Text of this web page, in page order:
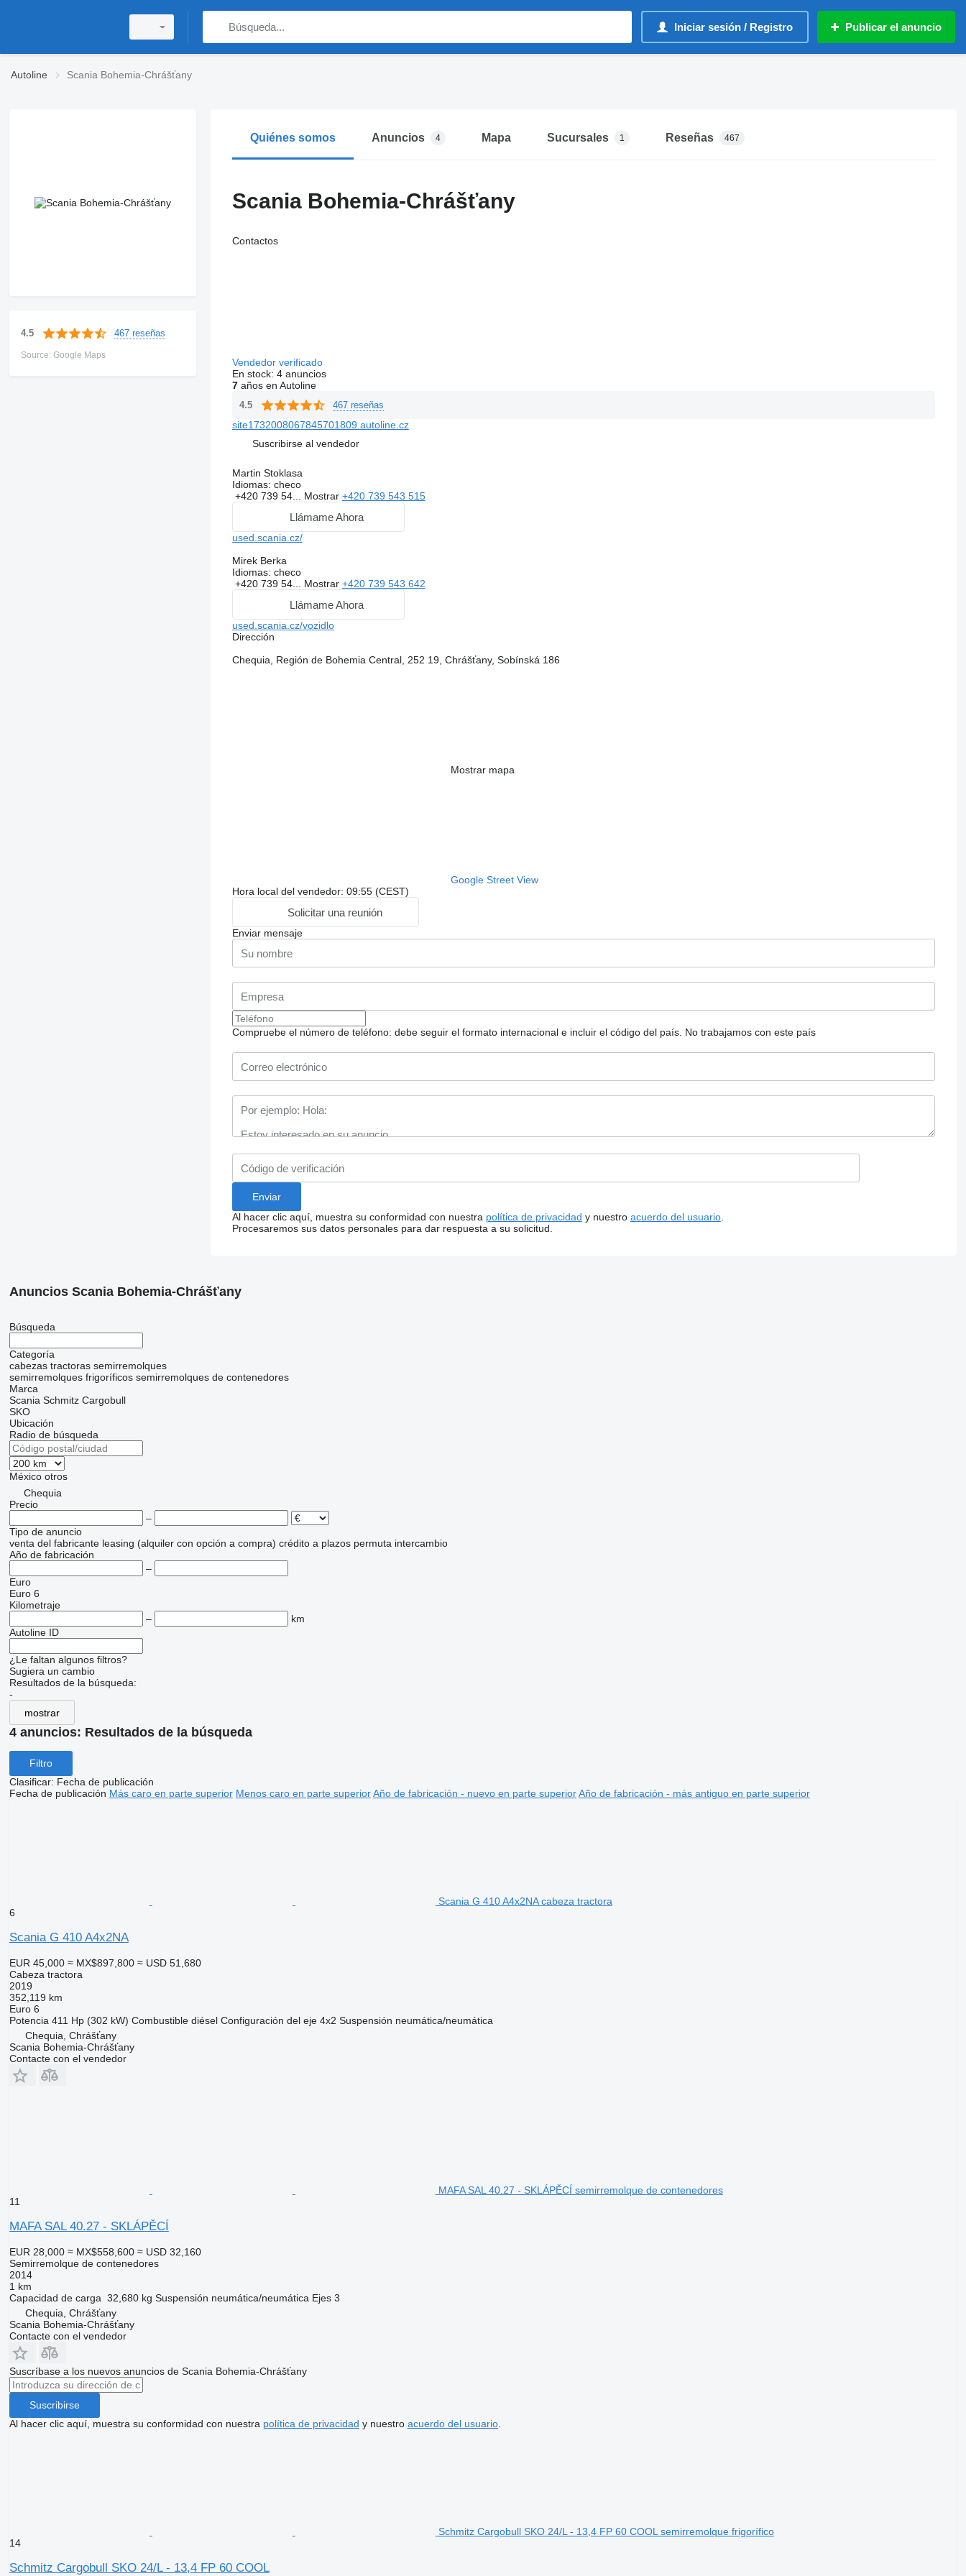
Iniciar sesión / Registro Publicar el anuncio
Autoline Scania Bohemia-Chrášťany
4.5 467 reseñas
Source: Google Maps
Quiénes somos Anuncios 4 Mapa Sucursales 1 Reseñas 467
Scania Bohemia-Chrášťany
Contactos
Vendedor verificado
En stock: 4 anuncios
7años en Autoline
4.5 467 reseñas
site1732008067845701809.autoline.cz
Suscribirse al vendedor
Martin Stoklasa
Idiomas: checo
+420 739 54... Mostrar +420 739 543 515
Llámame Ahora
used.scania.cz/
Mirek Berka
Idiomas: checo
+420 739 54... Mostrar +420 739 543 642
Llámame Ahora
used.scania.cz/vozidlo
Dirección
Chequia, Región de Bohemia Central, 252 19, Chrášťany, Sobínská 186
Mostrar mapa
Google Street View
Hora local del vendedor: 09:55 (CEST)
Solicitar una reunión
Enviar mensaje
Compruebe el número de teléfono: debe seguir el formato internacional e incluir el código del país. No trabajamos con este país
Al hacer clic aquí, muestra su conformidad con nuestra política de privacidad y nuestro acuerdo del usuario.
Procesaremos sus datos personales para dar respuesta a su solicitud.
Anuncios Scania Bohemia-Chrášťany
Búsqueda
Categoría
cabezas tractoras semirremolques
semirremolques frigoríficos semirremolques de contenedores
Marca
Scania Schmitz Cargobull
SKO
Ubicación
Radio de búsqueda
México otros
Chequia
Precio
–
Tipo de anuncio
venta del fabricante leasing (alquiler con opción a compra) crédito a plazos permuta intercambio
Año de fabricación
–
Euro
Euro 6
Kilometraje
–
km
Autoline ID
¿Le faltan algunos filtros?
Sugiera un cambio
Resultados de la búsqueda:
-
mostrar
4 anuncios: Resultados de la búsqueda
Filtro
Clasificar: Fecha de publicación
Fecha de publicación Más caro en parte superior Menos caro en parte superior Año de fabricación - nuevo en parte superior Año de fabricación - más antiguo en parte superior
Scania G 410 A4x2NA cabeza tractora
6
Scania G 410 A4x2NA
EUR 45,000 ≈ MX$897,800 ≈ USD 51,680
Cabeza tractora
2019
352,119 km
Euro 6
Potencia 411 Hp (302 kW) Combustible diésel Configuración del eje 4x2 Suspensión neumática/neumática
Chequia, Chrášťany
Scania Bohemia-Chrášťany
Contacte con el vendedor
MAFA SAL 40.27 - SKLÁPĚCÍ semirremolque de contenedores
11
MAFA SAL 40.27 - SKLÁPĚCÍ
EUR 28,000 ≈ MX$558,600 ≈ USD 32,160
Semirremolque de contenedores
2014
1 km
Capacidad de carga 32,680 kg Suspensión neumática/neumática Ejes 3
Chequia, Chrášťany
Scania Bohemia-Chrášťany
Contacte con el vendedor
Suscríbase a los nuevos anuncios de Scania Bohemia-Chrášťany
Suscribirse
Al hacer clic aquí, muestra su conformidad con nuestra política de privacidad y nuestro acuerdo del usuario.
Schmitz Cargobull SKO 24/L - 13,4 FP 60 COOL semirremolque frigorífico
14
Schmitz Cargobull SKO 24/L - 13,4 FP 60 COOL